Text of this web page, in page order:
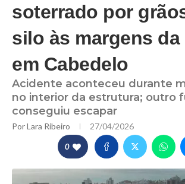
soterrado por
silo às margens da
em Cabedelo
Acidente aconteceu durante
no interior da estrutura; outro
conseguiu escapar
PorLara Ribeiro 27/04/2026
0